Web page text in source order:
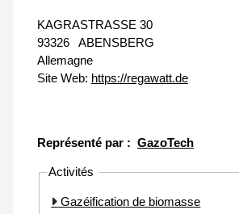
KAGRASTRASSE 30
93326
ABENSBERG
Allemagne
Site Web: https://regawatt.de
Représenté par : GazoTech
Activités
Gazéification de biomasse